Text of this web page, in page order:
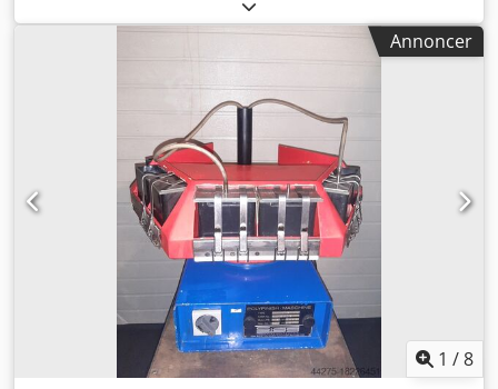
Annoncer
1 /8